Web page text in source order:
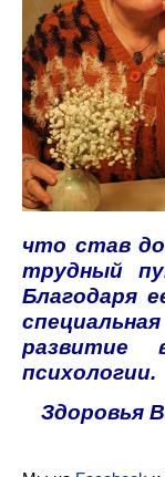
что став
трудный
Благодаря
развитие
психологии.
Здоровья